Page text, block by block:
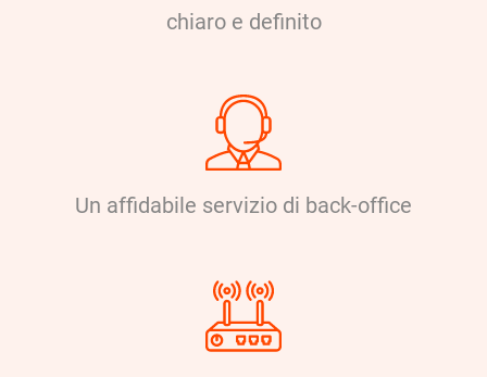
chiaro e definito
Un affidabile servizio di back-office